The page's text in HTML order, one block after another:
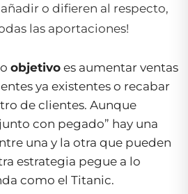
o difieren al respecto,
las aportaciones!
objetivo es aumentar ventas
ya existentes o recabar
de clientes. Aunque
con pegado” hay una
una y la otra que pueden
estrategia pegue a lo
como el Titanic.